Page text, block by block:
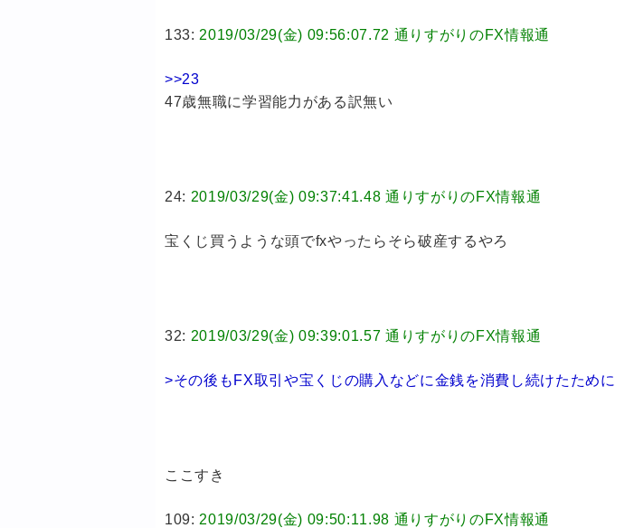
133: 2019/03/29(金) 09:56:07.72 通りすがりのFX情報通
>>23
47歳無職に学習能力がある訳無い
24: 2019/03/29(金) 09:37:41.48 通りすがりのFX情報通
宝くじ買うような頭でfxやったらそら破産するやろ
32: 2019/03/29(金) 09:39:01.57 通りすがりのFX情報通
>その後もFX取引や宝くじの購入などに金銭を消費し続けたために
ここすき
109: 2019/03/29(金) 09:50:11.98 通りすがりのFX情報通